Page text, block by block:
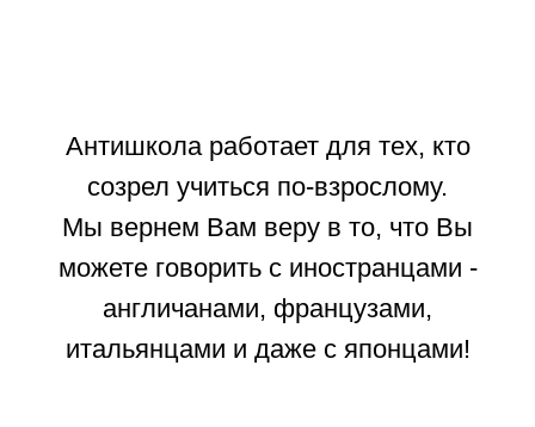
Антишкола работает для тех, кто
созрел учиться по-взрослому.
Мы вернем Вам веру в то, что Вы
можете говорить с иностранцами -
англичанами, французами,
итальянцами и даже с японцами!